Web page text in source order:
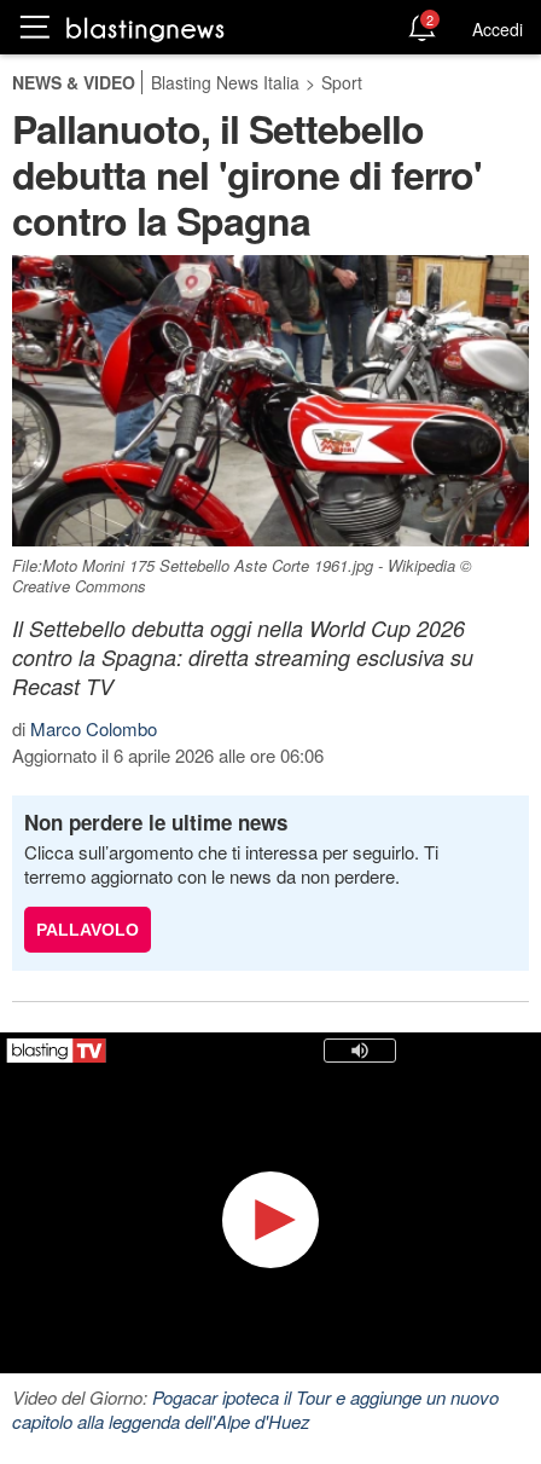
2 Accedi
NEWS & VIDEO Blasting News Italia > Sport
Pallanuoto, il Settebello
debutta nel 'girone di ferro'
contro la Spagna
File:Moto Morini 175 Settebello Aste Corte 1961.jpg - Wikipedia ©
Creative Commons
Il Settebello debutta oggi nella World Cup 2026
contro la Spagna: diretta streaming esclusiva su
Recast TV
di Marco Colombo
Aggiornato il 6 aprile 2026 alle ore 06:06
Non perdere le ultime news
Clicca sull’argomento che ti interessa per seguirlo. Ti
terremo aggiornato con le news da non perdere.
PALLAVOLO
Video del Giorno:Pogacar ipoteca il Tour e aggiunge un nuovo
capitolo alla leggenda dell'Alpe d'Huez